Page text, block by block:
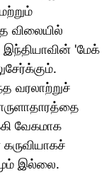
விலையில்
'மேக்
வரலாற்றுச்
வேகமாக
இல்லை.